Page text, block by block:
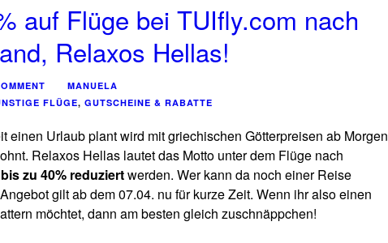
auf Flüge bei TUIfly.com nach
Relaxos Hellas!
MANUELA
FLÜGE, GUTSCHEINE & RABATTE
einen Urlaub plant wird mit griechischen Götterpreisen ab Morgen
Relaxos Hellas lautet das Motto unter dem Flüge nach
zu 40% reduziertwerden. Wer kann da noch einer Reise
gilt ab dem 07.04. nu für kurze Zeit. Wenn ihr also einen
möchtet, dann am besten gleich zuschnäppchen!